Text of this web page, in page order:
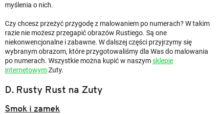
myślenia o nich.
Czy chcesz przeżyć przygodę z malowaniem po numerach? W takim
razie nie możesz przegapić obrazów Rustiego. Są one
niekonwencjonalne i zabawne. W dalszej części przyjrzymy się
wybranym obrazom, które przygotowaliśmy dla Was do malowania
po numerach. Wszystkie można kupić w naszymsklepie
internetowymZuty.
D. Rusty Rust na Zuty
Smok i zamek